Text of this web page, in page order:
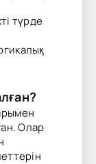
түрде
Олар